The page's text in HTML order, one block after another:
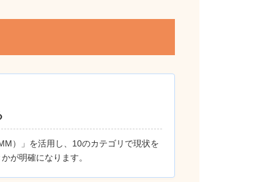
）」を活用し、10のカテゴリで現状を
が明確になります。